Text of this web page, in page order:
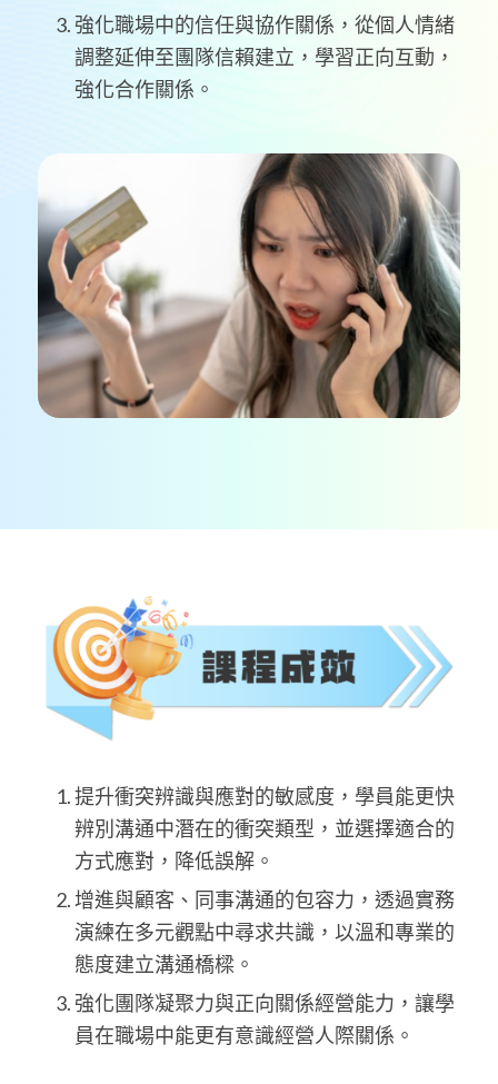
強化職場中的信任與協作關係，從個人情緒
調整延伸至團隊信賴建立，學習正向互動，
強化合作關係。
提升衝突辨識與應對的敏感度，學員能更快
辨別溝通中潛在的衝突類型，並選擇適合的
方式應對，降低誤解。
增進與顧客、同事溝通的包容力，透過實務
演練在多元觀點中尋求共識，以溫和專業的
態度建立溝通橋樑。
強化團隊凝聚力與正向關係經營能力，讓學
員在職場中能更有意識經營人際關係。